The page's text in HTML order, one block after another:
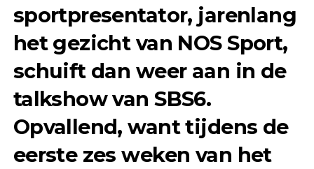
sportpresentator, jarenlang
het gezicht van NOS Sport,
schuift dan weer aan in de
talkshow van SBS6.
Opvallend, want tijdens de
eerste zes weken van het